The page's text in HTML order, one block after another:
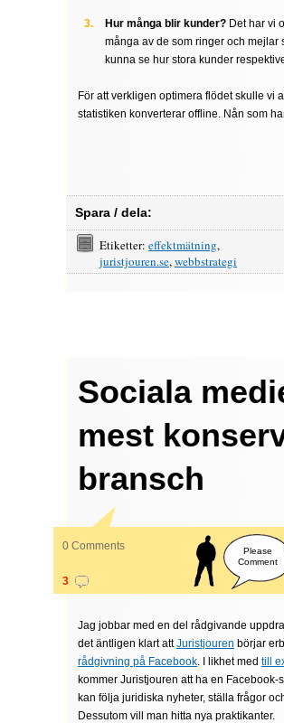
Hur många blir kunder? Det har vi
många av de som ringer och mejlar
kunna se hur stora kunder
För att verkligen optimera flödet skulle vi
statistiken konverterar offline. Nån som
Spara / dela:
Etiketter: effektmätning,
juristjouren.se,webbstrategi
Sociala
mest
bransch
0 Comments
3
Please
Comment
Jag jobbar med en del rådgivande
det äntligen klart attJuristjouren börjar
rådgivning på Facebook. I likhet med till
kommer Juristjouren att ha en
kan följa juridiska nyheter, ställa frågor
Dessutom vill man hitta nya praktikanter.